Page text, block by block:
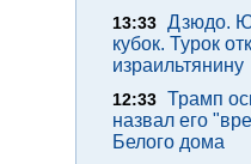
13:33 Дзюдо.
кубок. Турок
израильтянину
12:33 Трамп
назвал его
Белого дома